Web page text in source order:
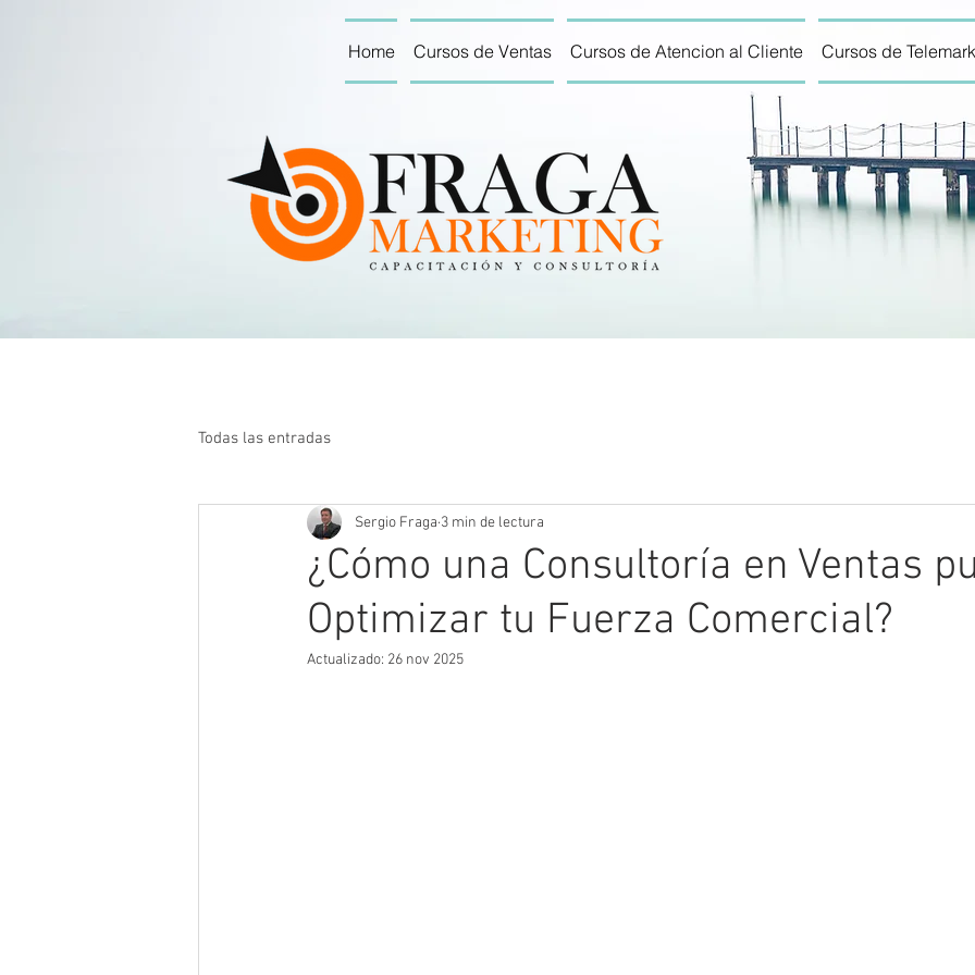
Home Cursos de Ventas Cursos de Atencion al Cliente Cursos de
Todas las entradas
¿Cómo una Consultoría en Ventas
Optimizar tu Fuerza Comercial?
Sergio Fraga 3 min de lectura
Actualizado: 26 nov 2025